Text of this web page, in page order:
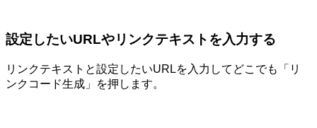
設定したいURLやリンクテキストを入力する
リンクテキストと設定したいURLを入力してどこでも「リ
ンクコード生成」を押します。